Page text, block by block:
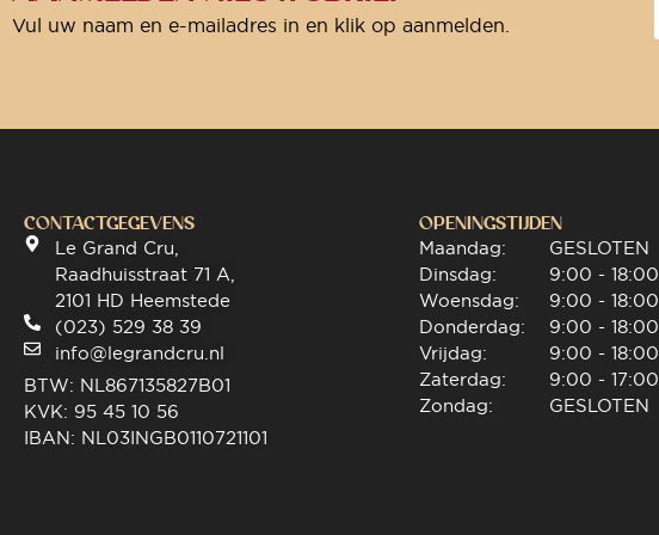
Vul uw naam en e-mailadres in en klik op aanmelden.
CONTACTGEGEVENS
Le Grand Cru,
Raadhuisstraat 71 A,
2101 HD Heemstede
(023) 529 38 39
info@legrandcru.nl
BTW: NL867135827B01
KVK: 95 45 10 56
IBAN: NL03INGB0110721101
OPENINGSTIJDEN
Maandag:
Dinsdag:
Woensdag:
Donderdag:
Vrijdag:
Zaterdag:
Zondag:
GESLOTEN
9:00 - 18:00
9:00 - 18:00
9:00 - 18:00
9:00 - 18:00
9:00 - 17:00
GESLOTEN